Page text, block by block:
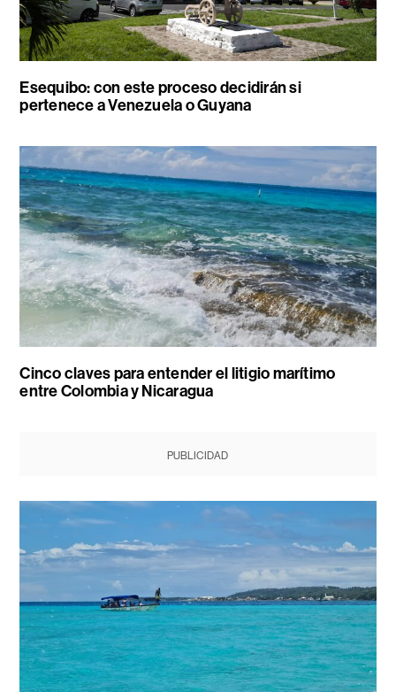
Esequibo: con este proceso decidirán si
pertenece a Venezuela o Guyana
Cinco claves para entender el litigio marítimo
entre Colombia y Nicaragua
PUBLICIDAD